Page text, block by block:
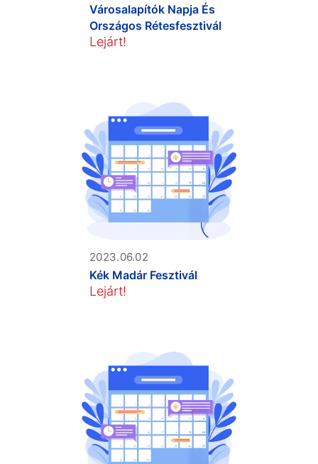
Városalapítók Napja És
Országos Rétesfesztivál
Lejárt!
2023.06.02
Kék Madár Fesztivál
Lejárt!